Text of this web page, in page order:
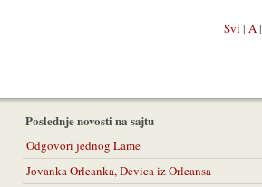
Svi | A|
Poslednje novosti na sajtu
Odgovori jednog Lame
Jovanka Orleanka, Devica iz Orleansa